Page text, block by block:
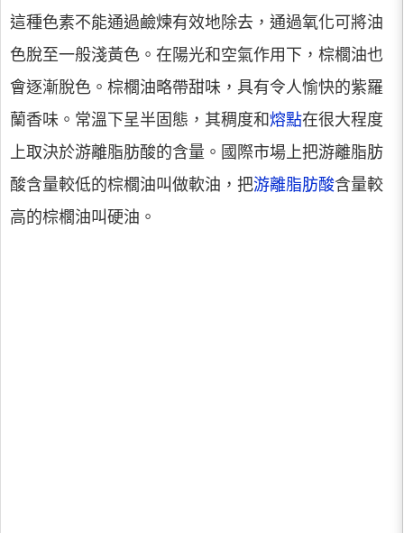
這種色素不能通過鹼煉有效地除去，通過氧化可將油
色脫至一般淺黃色。在陽光和空氣作用下，棕櫚油也
會逐漸脫色。棕櫚油略帶甜味，具有令人愉快的紫羅
蘭香味。常溫下呈半固態，其稠度和熔點在很大程度
上取決於游離脂肪酸的含量。國際市場上把游離脂肪
酸含量較低的棕櫚油叫做軟油，把游離脂肪酸含量較
高的棕櫚油叫硬油。